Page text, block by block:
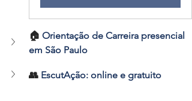
🏠 Orientação de Carreira presencial
em São Paulo
👥 EscutAção: online e gratuito